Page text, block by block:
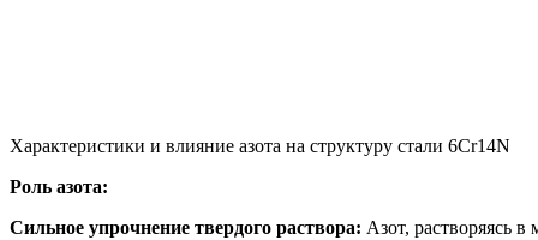
Характеристики и влияние азота на структуру стали 6Cr14N
Роль азота:
Сильное упрочнение твердого раствора: Азот, растворяясь